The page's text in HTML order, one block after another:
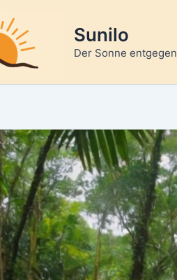
Sunilo
Der Sonne entgegen